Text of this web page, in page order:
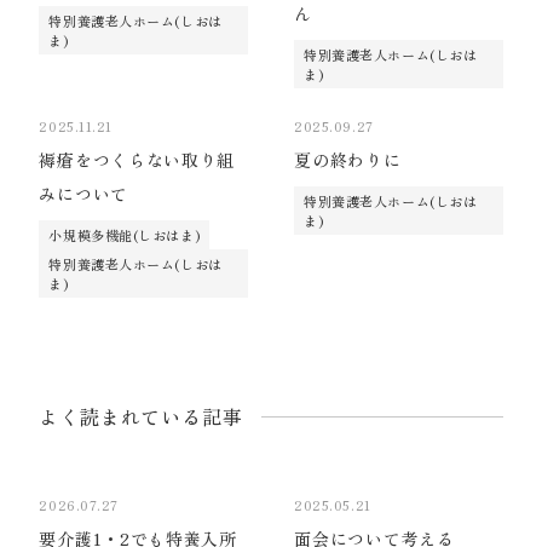
特別養護老人ホーム(しおは
ま)
ん
特別養護老人ホーム(しおは
ま)
2025.11.21
褥瘡をつくらない取り組
みについて
小規模多機能(しおはま)
特別養護老人ホーム(しおは
ま)
2025.09.27
夏の終わりに
特別養護老人ホーム(しおは
ま)
よく読まれている記事
2026.07.27
要介護1・2でも特養入所
2025.05.21
面会について考える